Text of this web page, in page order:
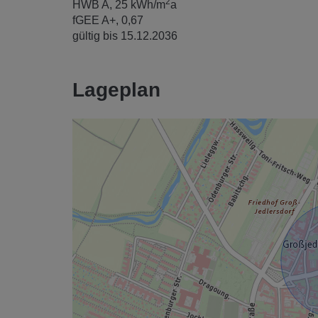
HWB A, 25 kWh/m a
fGEE A+, 0,67
gültig bis 15.12.2036
Lageplan